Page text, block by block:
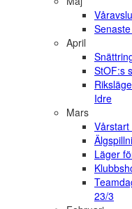
April
StOF:s
Idre
Mars
Läger
23/3